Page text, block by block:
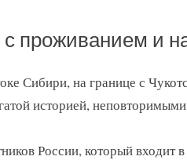
проживанием и
Сибири, на границе с
историей,
России, который